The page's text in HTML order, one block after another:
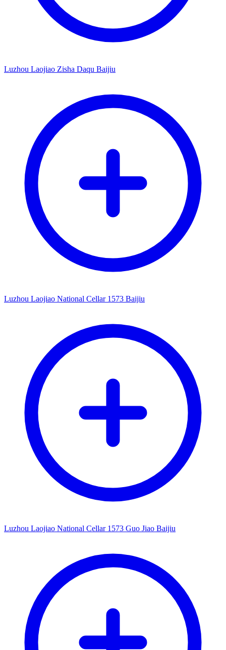
Luzhou Laojiao Zisha Daqu Baijiu
Luzhou Laojiao National Cellar 1573 Baijiu
Luzhou Laojiao National Cellar 1573 Guo Jiao Baijiu